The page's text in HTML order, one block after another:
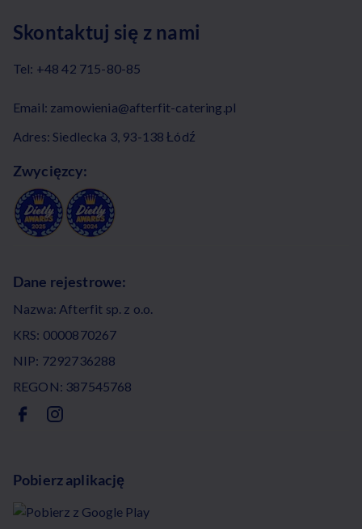
Skontaktuj się z nami
Tel: +48 42 715-80-85
Email: zamowienia@afterfit-catering.pl
Adres: Siedlecka 3, 93-138 Łódź
Zwycięzcy:
Dane rejestrowe:
Nazwa: Afterfit sp. z o.o.
KRS: 0000870267
NIP: 7292736288
REGON: 387545768
Pobierz aplikację